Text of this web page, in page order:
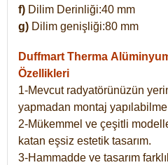
f) Dilim Derinliği:40 mm
g) Dilim genişliği:80 mm
Duffmart Therma
Özellikleri
1-Mevcut radyatörünüzün
yapmadan montaj
2-Mükemmel ve çeşitli
katan eşsiz estetik tasarım.
3-Hammadde ve tasarım